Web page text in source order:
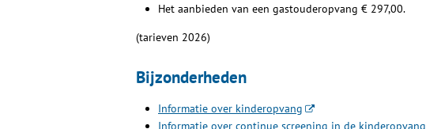
Het aanbieden van een gastouderopvang € 297,00.
(tarieven 2026)
Bijzonderheden
Informatie over kinderopvang
Informatie over continue screening in de kinderopvang